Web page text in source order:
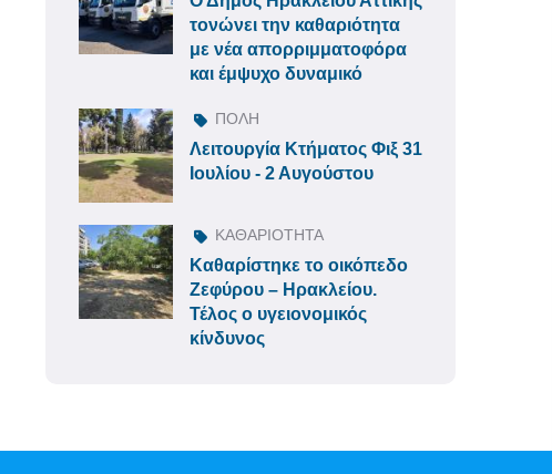
τονώνει την καθαριότητα
με νέα απορριμματοφόρα
και έμψυχο δυναμικό
ΠΟΛΗ
Λειτουργία Κτήματος Φιξ 31
Ιουλίου - 2 Αυγούστου
ΚΑΘΑΡΙΟΤΗΤΑ
Καθαρίστηκε το οικόπεδο
Ζεφύρου – Ηρακλείου.
Τέλος ο υγειονομικός
κίνδυνος